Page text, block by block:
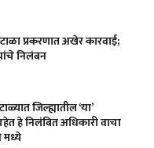
प्रकरणात अखेर कारवाई;
निलंबन
जिल्ह्यातील ‘या’
हे निलंबित अधिकारी वाचा
मध्ये